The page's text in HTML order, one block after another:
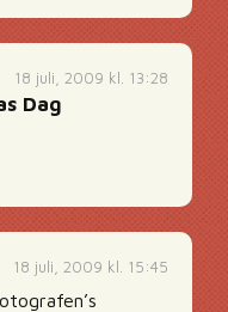
18 juli, 2009 kl. 13:28
Dag
18 juli, 2009 kl. 15:45